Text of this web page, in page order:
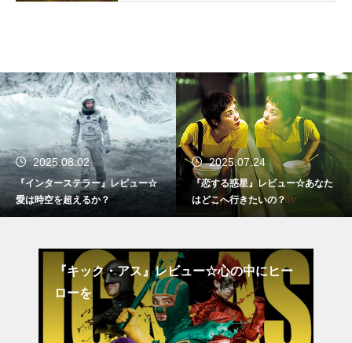
2025.08.02
『インターステラー』レビュー☆
愛は時空を超えるか？
2025.07.24
『恋する惑星』レビュー☆あなた
はどこへ行きたいの？
『キック・アス』レビュー☆心の中にヒー
ローを